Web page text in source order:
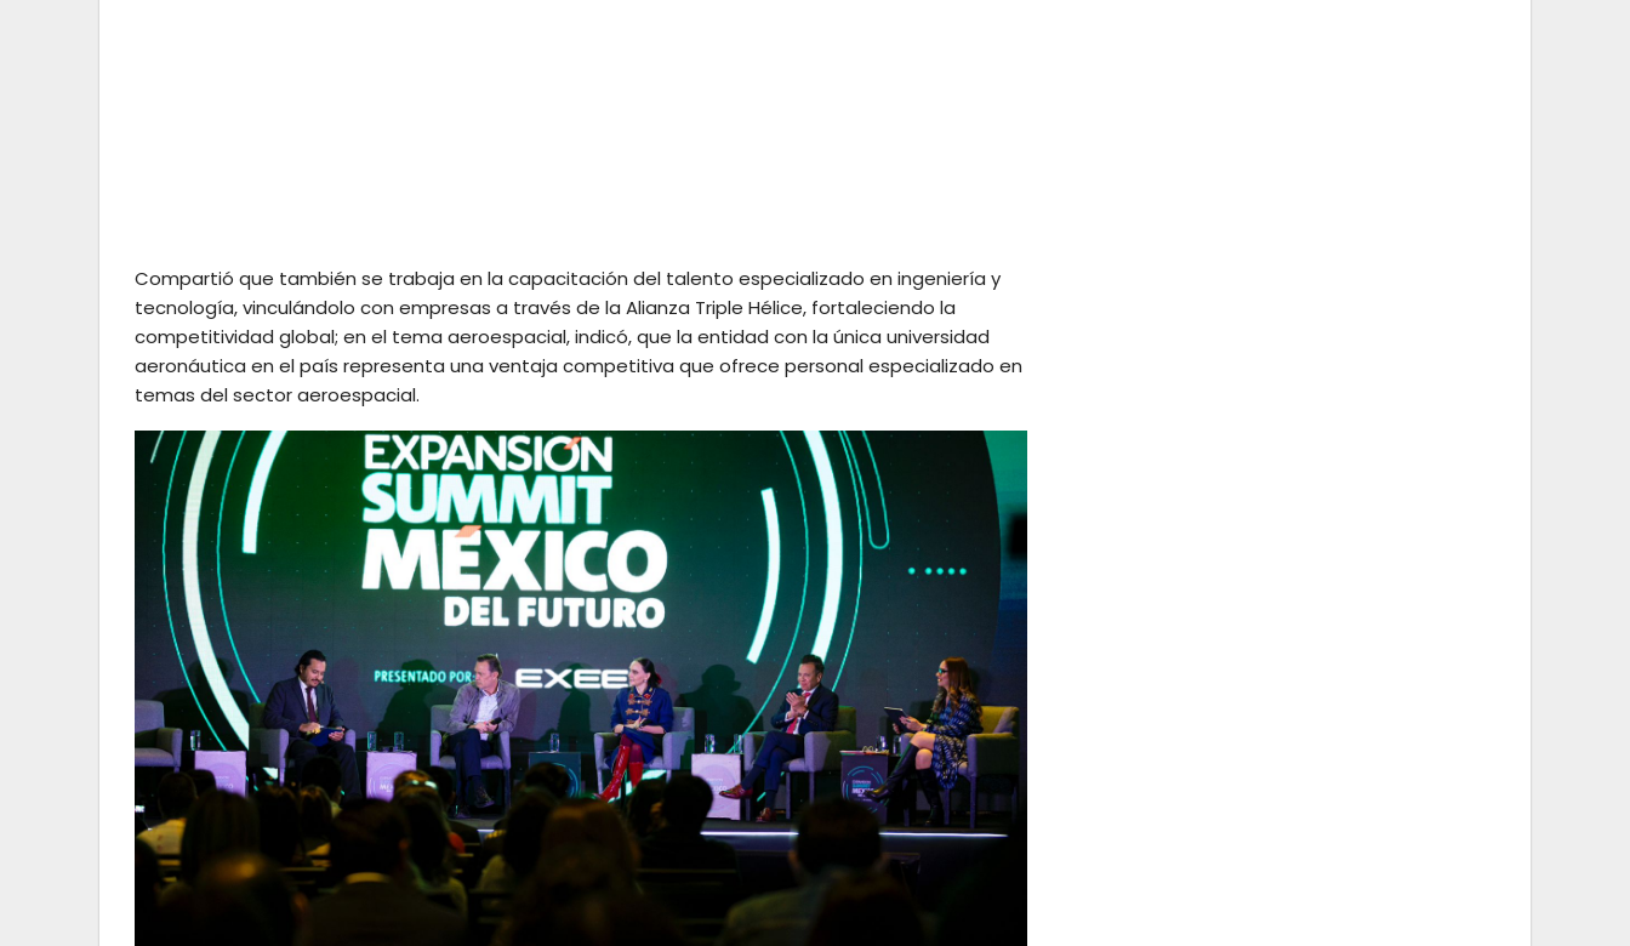
Compartió que también se trabaja en la capacitación del talento especializado en ingeniería y
tecnología, vinculándolo con empresas a través de la Alianza Triple Hélice, fortaleciendo la
competitividad global; en el tema aeroespacial, indicó, que la entidad con la única universidad
aeronáutica en el país representa una ventaja competitiva que ofrece personal especializado en
temas del sector aeroespacial.